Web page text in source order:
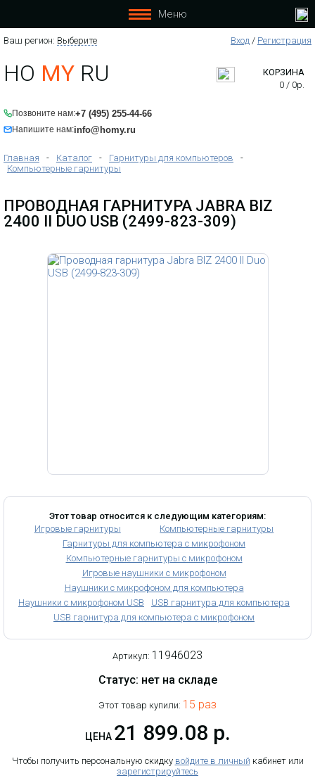
Меню
Ваш регион: Выберите Вход / Регистрация
HO MY RU
Позвоните нам:+7 (495) 255-44-66
Напишите нам:info@homy.ru
КОРЗИНА
0 / 0р.
Главная - Каталог - Гарнитуры для компьютеров
-
Компьютерные гарнитуры
ПРОВОДНАЯ ГАРНИТУРА JABRA BIZ
2400 II DUO USB (2499-823-309)
Этот товар относится к следующим категориям:
Игровые гарнитуры
Компьютерные гарнитуры
Гарнитуры для компьютера с микрофоном
Компьютерные гарнитуры с микрофоном
Игровые наушники с микрофоном
Наушники с микрофоном для компьютера
Наушники с микрофоном USB
USB гарнитура для компьютера
USB гарнитура для компьютера с микрофоном
Артикул: 11946023
Статус: нет на складе
Этот товар купили: 15 раз
ЦЕНА 21 899.08 р.
Чтобы получить персональную скидку войдите в личный кабинет или
зарегистрируйтесь